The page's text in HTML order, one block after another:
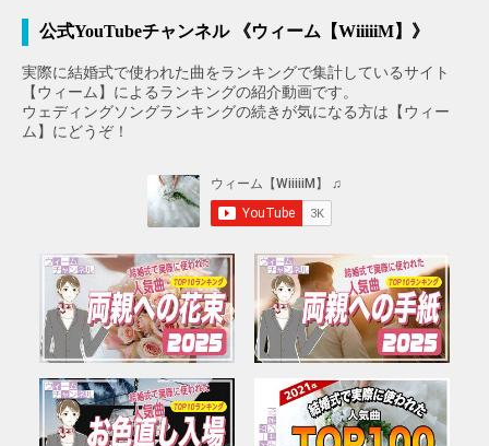
公式YouTubeチャンネル 《ウィーム【WiiiiiM】》
実際に結婚式で使われた曲をランキングで集計しているサイト
【ウィーム】によるランキングの紹介動画です。
ウェディングソングランキングの続きが気になる方は【ウィー
ム】にどうぞ！